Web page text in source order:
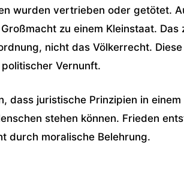
wurden vertrieben oder getötet.
zu einem Kleinstaat. Das
nicht das Völkerrecht.
Vernunft.
dass juristische Prinzipien in
stehen können. Frieden
durch moralische Belehrung.